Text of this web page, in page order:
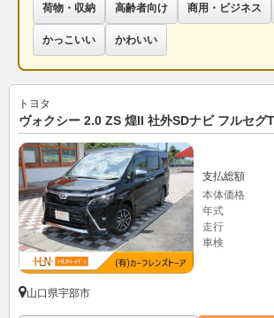
荷物・収納 高齢者向け 商用・ビジネス
かっこいい かわいい
トヨタ
ヴォクシー 2.0 ZS 煌II 社外SDナビ フルセグ
支払総額
本体価格
年式
走行
車検
山口県宇部市